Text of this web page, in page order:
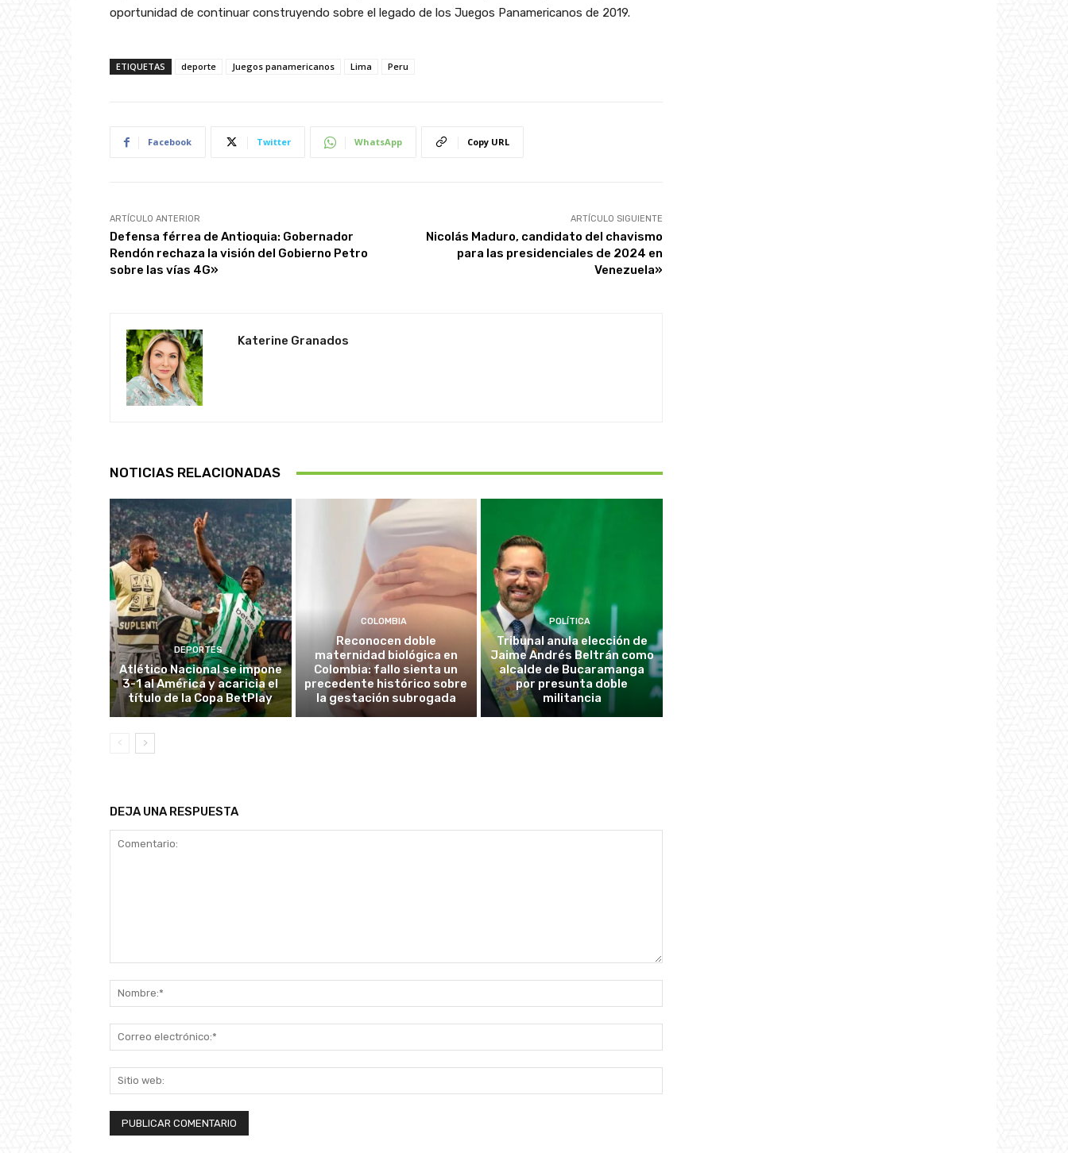
oportunidad de continuar construyendo sobre el legado de los Juegos Panamericanos de 2019.
ETIQUETAS deporte Juegos panamericanos Lima Peru
Facebook Twitter WhatsApp Copy URL
ARTÍCULO ANTERIOR
Defensa férrea de Antioquia: Gobernador
Rendón rechaza la visión del Gobierno Petro
sobre las vías 4G»
ARTÍCULO SIGUIENTE
Nicolás Maduro, candidato del chavismo
para las presidenciales de 2024 en
Venezuela»
Katerine Granados
NOTICIAS RELACIONADAS
DEPORTES
Atlético Nacional se impone
3-1 al América y acaricia el
título de la Copa BetPlay
COLOMBIA
Reconocen doble
maternidad biológica en
Colombia: fallo sienta un
precedente histórico sobre
la gestación subrogada
POLÍTICA
Tribunal anula elección de
Jaime Andrés Beltrán como
alcalde de Bucaramanga
por presunta doble
militancia
DEJA UNA RESPUESTA
electrónico:*
web: